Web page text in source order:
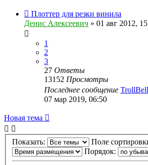
Плоттер для резки винила
Денис Алексеевич » 01 авг 2012,
1
2
3
27 Ответы
13152 Просмотры
Последнее сообщение TrollBell
07 мар 2019, 06:50
Новая тема
Показать:
Поле
Порядок: